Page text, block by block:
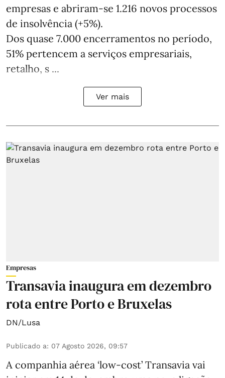
empresas e abriram‑se 1.216 novos processos
de insolvência (+5%).
Dos quase 7.000 encerramentos no período,
51% pertencem a serviços empresariais,
retalho, s ...
Ver mais
Empresas
Transavia inaugura em dezembro
rota entre Porto e Bruxelas
DN/Lusa
Publicado a: 07 Agosto 2026, 09:57
A companhia aérea ‘low-cost’ Transavia vai